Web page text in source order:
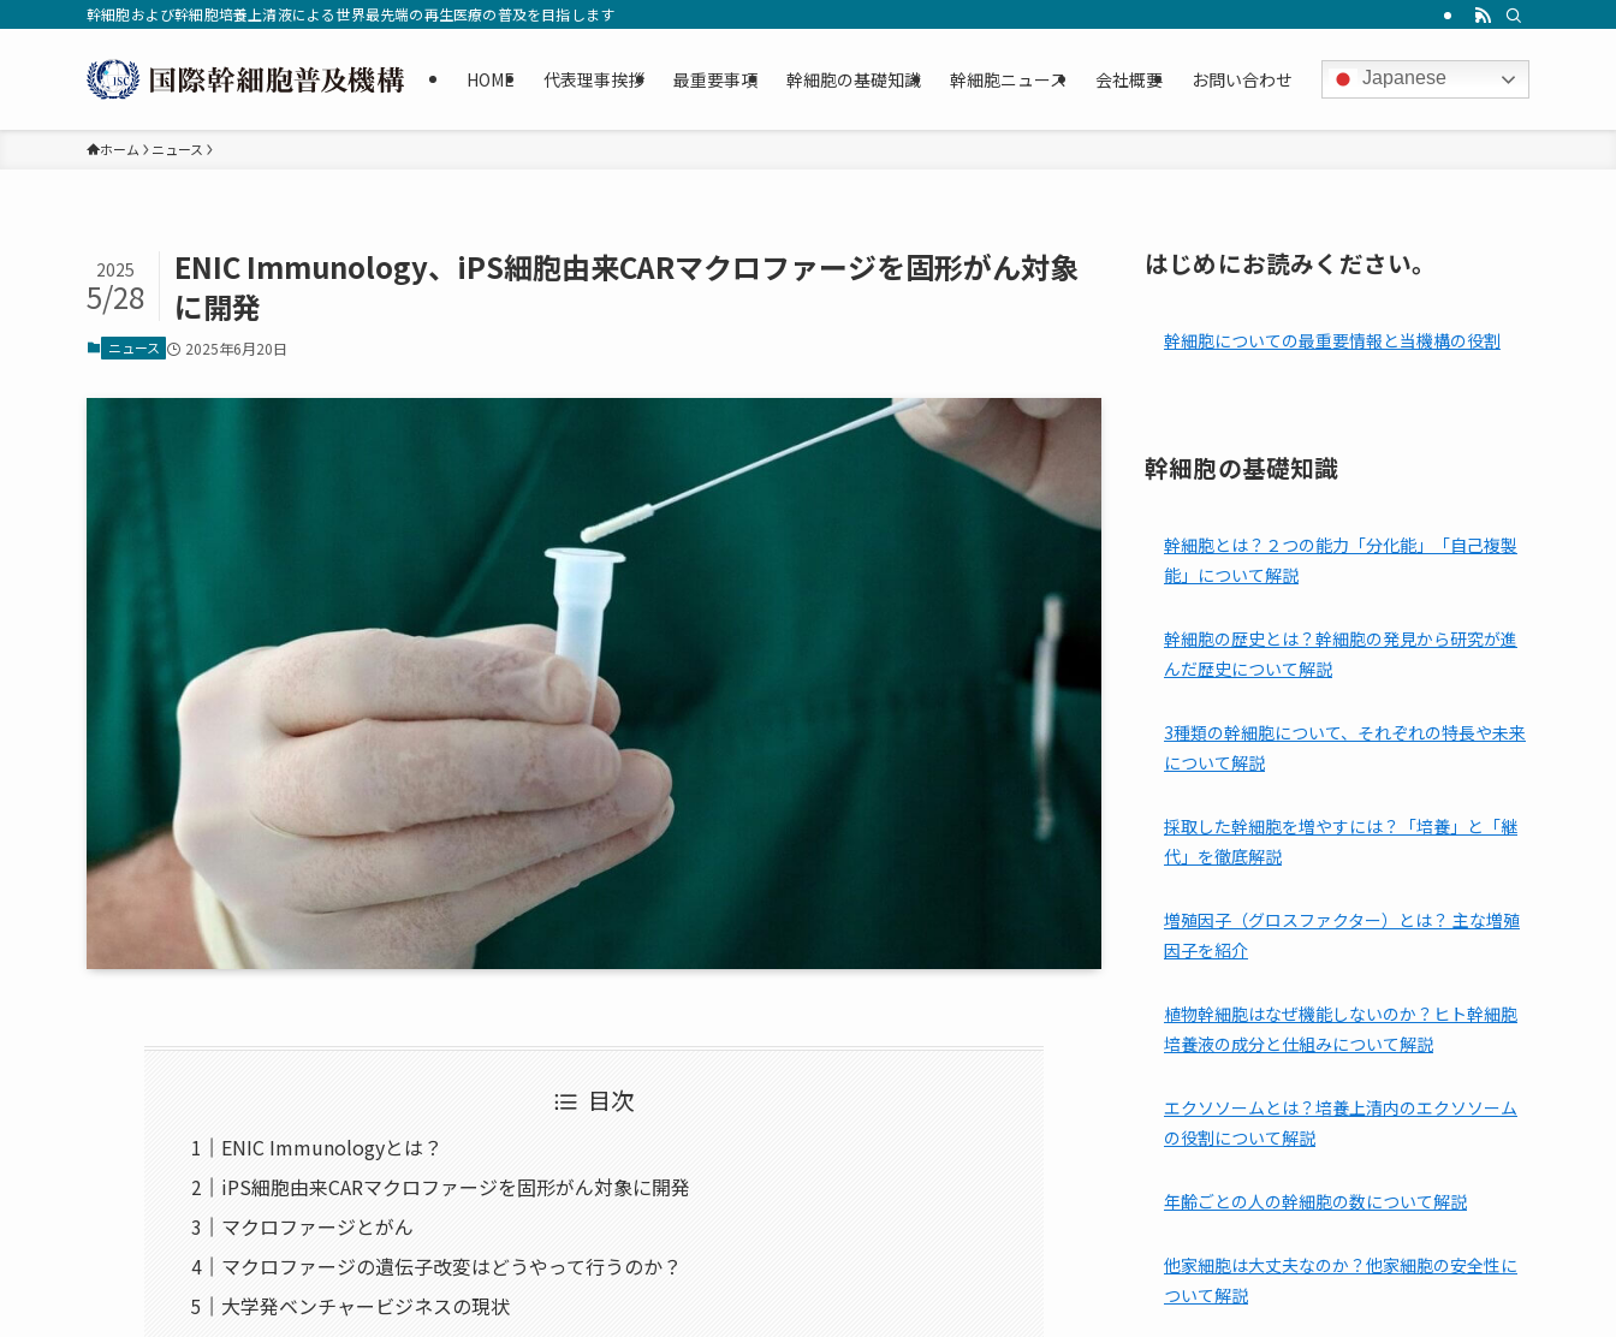
幹細胞および幹細胞培養上清液による世界最先端の再生医療の普及を目指します
HOME 代表理事挨拶 最重要事項 幹細胞の基礎知識 幹細胞ニュース 会社概要 お問い合わせ Japanese
ホーム ニュース
ENIC Immunology、iPS細胞由来CARマクロファージを固形がん対象
に開発
2025
5/28
ニュース 2025年6月20日
目次
ENIC Immunologyとは？
iPS細胞由来CARマクロファージを固形がん対象に開発
マクロファージとがん
マクロファージの遺伝子改変はどうやって行うのか？
大学発ベンチャービジネスの現状
はじめにお読みください。
幹細胞についての最重要情報と当機構の役割
幹細胞の基礎知識
幹細胞とは？２つの能力「分化能」「自己複製
能」について解説
幹細胞の歴史とは？幹細胞の発見から研究が進
んだ歴史について解説
3種類の幹細胞について、それぞれの特長や未来
について解説
採取した幹細胞を増やすには？「培養」と「継
代」を徹底解説
増殖因子（グロスファクター）とは？ 主な増殖
因子を紹介
植物幹細胞はなぜ機能しないのか？ヒト幹細胞
培養液の成分と仕組みについて解説
エクソソームとは？培養上清内のエクソソーム
の役割について解説
年齢ごとの人の幹細胞の数について解説
他家細胞は⼤丈夫なのか？他家細胞の安全性に
ついて解説